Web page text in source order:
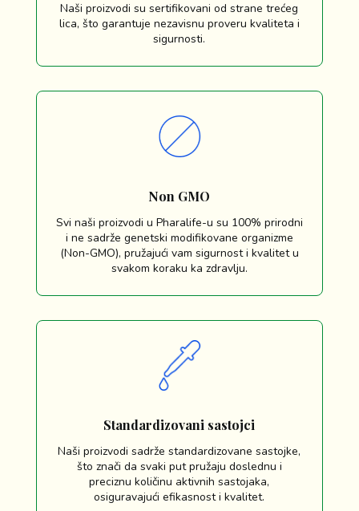
Naši proizvodi su sertifikovani od strane trećeg
lica, što garantuje nezavisnu proveru kvaliteta i
sigurnosti.
Non GMO
Svi naši proizvodi u Pharalife-u su 100% prirodni
i ne sadrže genetski modifikovane organizme
(Non-GMO), pružajući vam sigurnost i kvalitet u
svakom koraku ka zdravlju.
Standardizovani sastojci
Naši proizvodi sadrže standardizovane sastojke,
što znači da svaki put pružaju doslednu i
preciznu količinu aktivnih sastojaka,
osiguravajući efikasnost i kvalitet.